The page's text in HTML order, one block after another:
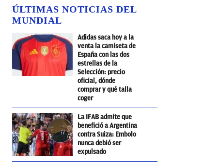
ÚLTIMAS NOTICIAS DEL
MUNDIAL
Adidas saca hoy a la
venta la camiseta de
España con las dos
estrellas de la
Selección: precio
oficial, dónde
comprar y qué talla
coger
La IFAB admite que
benefició a Argentina
contra Suiza: Embolo
nunca debió ser
expulsado